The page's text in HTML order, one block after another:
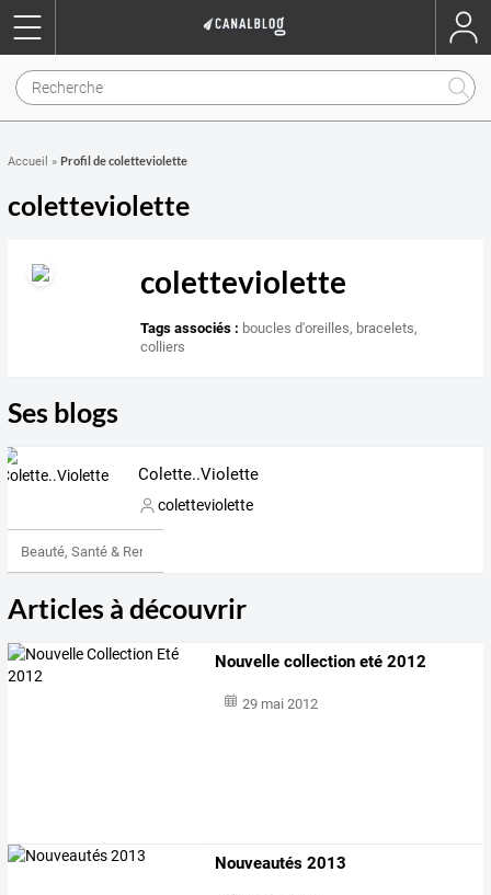
Accueil » Profil de coletteviolette
coletteviolette
coletteviolette
Tags associés : boucles d'oreilles, bracelets,
colliers
Ses blogs
Colette..Violette
coletteviolette
Beauté, Santé & Remise en forme
Articles à découvrir
Nouvelle collection eté 2012
29 mai 2012
Nouveautés 2013